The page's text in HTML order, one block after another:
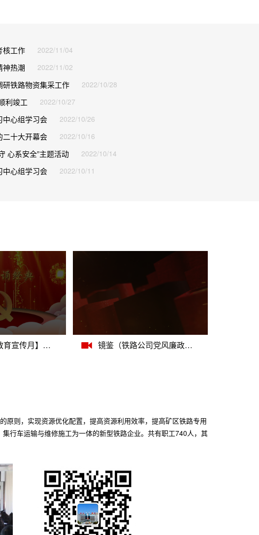
核工作 2022/11/04
神热潮 2022/11/02
铁路物资集采工作 2022/10/28
利竣工 2022/10/27
中心组学习会 2022/10/26
二十大开幕会 2022/10/16
心系安全”主题活动 2022/10/14
中心组学习会 2022/10/11
【反腐倡廉教育宣传月】学党史 诵经典（视频一） 镜鉴（铁路公司党风廉政宣传教育专题片）
原则，实现资源优化配置，提高资源利用效率，提高矿区铁路专用
行车运输与维修施工为一体的新型铁路企业。共有职工740人，其